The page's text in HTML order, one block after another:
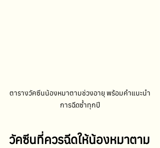
ตารางวัคซีนน้องหมาตามช่วงอายุ พร้อมคำแนะนำ
การฉีดซ้ำทุกปี
วัคซีนที่ควรฉีดให้น้องหมาตาม